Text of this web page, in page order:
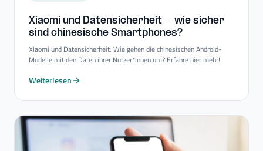
Xiaomi und Datensicherheit – wie sicher
sind chinesische Smartphones?
Xiaomi und Datensicherheit: Wie gehen die chinesischen Android-
Modelle mit den Daten ihrer Nutzer*innen um? Erfahre hier mehr!
Weiterlesen